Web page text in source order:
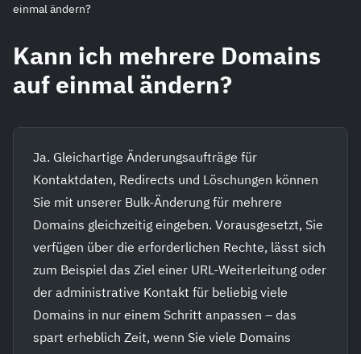
einmal ändern?
Kann ich mehrere Domains
auf einmal ändern?
Ja. Gleichartige Änderungsaufträge für
Kontaktdaten, Redirects und Löschungen können
Sie mit unserer Bulk-Änderung für mehrere
Domains gleichzeitig eingeben. Vorausgesetzt, Sie
verfügen über die erforderlichen Rechte, lässt sich
zum Beispiel das Ziel einer URL-Weiterleitung oder
der administrative Kontakt für beliebig viele
Domains in nur einem Schritt anpassen – das
spart erheblich Zeit, wenn Sie viele Domains